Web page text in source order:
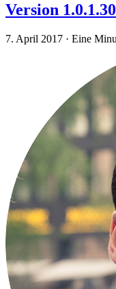
Version 1.0.1.30
7. April 2017 · Eine